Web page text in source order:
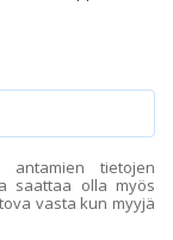
antamien tietojen
saattaa olla myös
vasta kun myyjä